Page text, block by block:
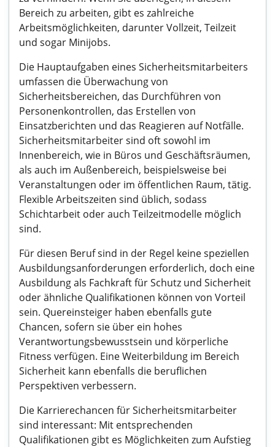
Bereich zu arbeiten, gibt es zahlreiche
Arbeitsmöglichkeiten, darunter Vollzeit, Teilzeit
und sogar Minijobs.
Die Hauptaufgaben eines Sicherheitsmitarbeiters
umfassen die Überwachung von
Sicherheitsbereichen, das Durchführen von
Personenkontrollen, das Erstellen von
Einsatzberichten und das Reagieren auf Notfälle.
Sicherheitsmitarbeiter sind oft sowohl im
Innenbereich, wie in Büros und Geschäftsräumen,
als auch im Außenbereich, beispielsweise bei
Veranstaltungen oder im öffentlichen Raum, tätig.
Flexible Arbeitszeiten sind üblich, sodass
Schichtarbeit oder auch Teilzeitmodelle möglich
sind.
Für diesen Beruf sind in der Regel keine speziellen
Ausbildungsanforderungen erforderlich, doch eine
Ausbildung als Fachkraft für Schutz und Sicherheit
oder ähnliche Qualifikationen können von Vorteil
sein. Quereinsteiger haben ebenfalls gute
Chancen, sofern sie über ein hohes
Verantwortungsbewusstsein und körperliche
Fitness verfügen. Eine Weiterbildung im Bereich
Sicherheit kann ebenfalls die beruflichen
Perspektiven verbessern.
Die Karrierechancen für Sicherheitsmitarbeiter
sind interessant: Mit entsprechenden
Qualifikationen gibt es Möglichkeiten zum Aufstieg